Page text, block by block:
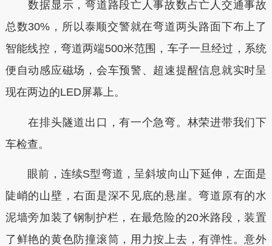
数据显示，弯道路段亡人事故数占亡人交通事故
总数30%，所以泰顺交警就在弯道两头路面下布上了
智能线控，弯道两端500米范围，车子一旦经过，系统
便自动感应磁场，会车预警、超速提醒信息就实时呈
现在两边的LED屏幕上。
在排头隧道出口，有一个急弯。林荣进带我们下
车检查。
眼前，连续S型弯道，呈斜坡向山下延伸，左面是
陡峭的山壁，右面是深不见底的悬崖。弯道原有的水
泥墙旁加装了钢制护栏，在最危险的20米路段，装置
了鲜艳的黄色防撞滚筒，用力按上去，有弹性。意外